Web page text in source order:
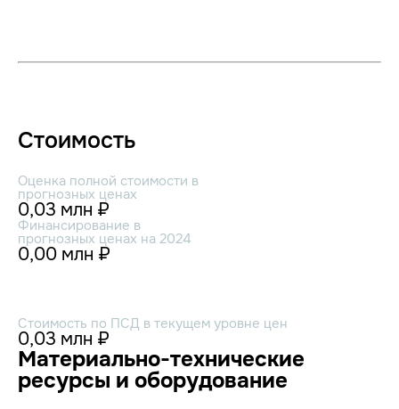
Стоимость
Оценка полной стоимости в
прогнозных ценах
0,03 млн ₽
Финансирование в
прогнозных ценах на 2024
0,00 млн ₽
Стоимость по ПСД в текущем уровне цен
0,03 млн ₽
Материально-технические
ресурсы и оборудование